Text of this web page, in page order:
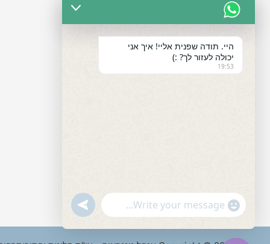
היי. תודה שפנית אליי! איך אני
יכולה לעזור לך? :)
19:53
"+chaty_settings.lang.emoji_picker+"
WhatsApp
undefined